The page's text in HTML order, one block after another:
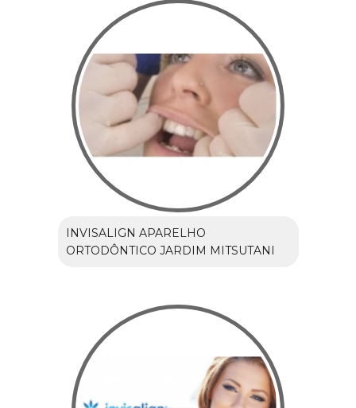
INVISALIGN APARELHO
ORTODÔNTICO JARDIM MITSUTANI